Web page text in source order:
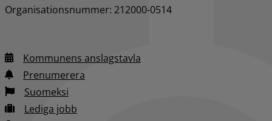
Organisationsnummer: 212000-0514
Kommunens anslagstavla
Prenumerera
Suomeksi
Lediga jobb